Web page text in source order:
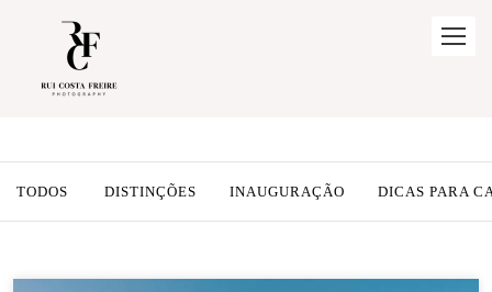
TODOS DISTINÇÕES INAUGURAÇÃO DICAS PARA